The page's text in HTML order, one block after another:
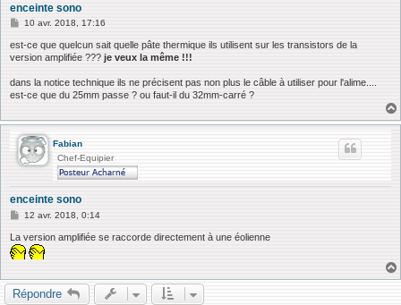
enceinte sono
M
s
s
e
10 avr. 2018, 17:16
est-ce que quelcun sait quelle pâte thermique ils utilisent sur les transistors de la
version amplifiée ??? je veux la même !!!
dans la notice technique ils ne précisent pas non plus le câble à utiliser pour l'alime....
est-ce que du 25mm passe ? ou faut-il du 32mm-carré ?
Fabian
Chef-Equipier
enceinte sono
M
s
s
a
e
12 avr. 2018, 0:14
La version amplifiée se raccorde directement à une éolienne
Répondre